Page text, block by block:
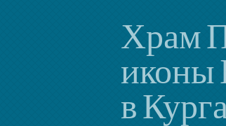
Храм
иконы
в